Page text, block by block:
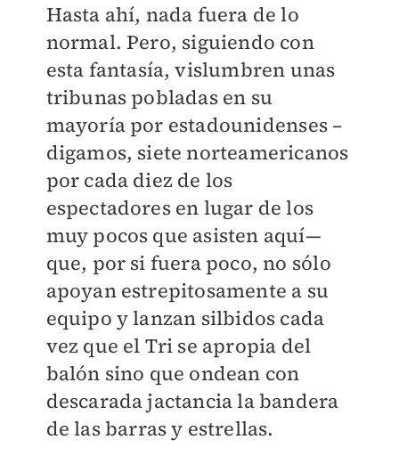
Hasta ahí, nada fuera de lo
normal. Pero, siguiendo con
esta fantasía, vislumbren unas
tribunas pobladas en su
mayoría por estadounidenses –
digamos, siete norteamericanos
por cada diez de los
espectadores en lugar de los
muy pocos que asisten aquí—
que, por si fuera poco, no sólo
apoyan estrepitosamente a su
equipo y lanzan silbidos cada
vez que el Tri se apropia del
balón sino que ondean con
descarada jactancia la bandera
de las barras y estrellas.